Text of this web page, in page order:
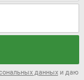
данных и даю